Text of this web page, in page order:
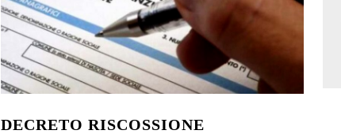
DECRETO RISCOSSIONE